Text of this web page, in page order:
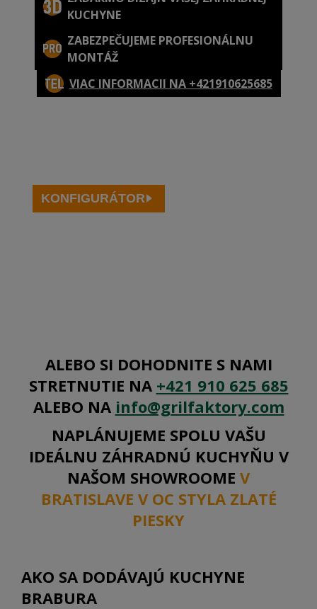
KUCHYNE
ZABEZPEČUJEME PROFESIONÁLNU
MONTÁŽ
VIAC INFORMACII NA +421910625685
KONFIGURÁTOR
ALEBO SI DOHODNITE S NAMI
STRETNUTIE NA +421 910 625 685
ALEBO NA info@grilfaktory.com
NAPLÁNUJEME SPOLU VAŠU
IDEÁLNU ZÁHRADNÚ KUCHYŇU V
NAŠOM SHOWROOME V
BRATISLAVE V OC STYLA ZLATÉ
PIESKY
AKO SA DODÁVAJÚ KUCHYNE
BRABURA